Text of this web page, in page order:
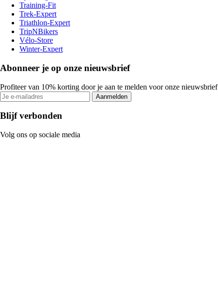
Training-Fit
Trek-Expert
Triathlon-Expert
TripNBikers
Vélo-Store
Winter-Expert
Abonneer je op onze nieuwsbrief
Profiteer van 10% korting door je aan te melden voor onze nieuwsbrief
Aanmelden
Blijf verbonden
Volg ons op sociale media